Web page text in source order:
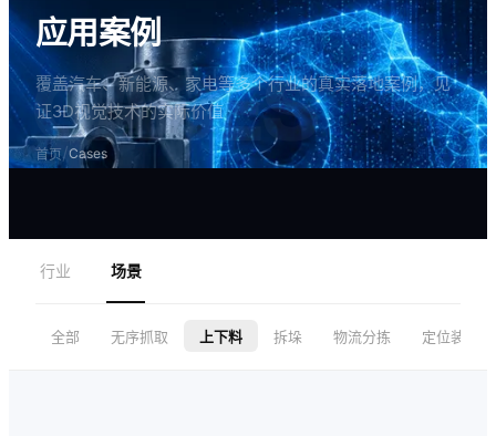
CASES
应用案例
覆盖汽车、新能源、家电等多个行业的真实落地案例，见
证3D视觉技术的实际价值
首页/Cases
行业 场景
全部 无序抓取 上下料 拆垛 物流分拣 定位装配